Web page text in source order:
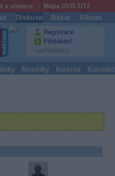
a elevace Mapa DVB-T/T2
Diskuse Bazar Album
Registrace
Přihlášení
nepřihlášený
Novinky Inzerce Kontakt